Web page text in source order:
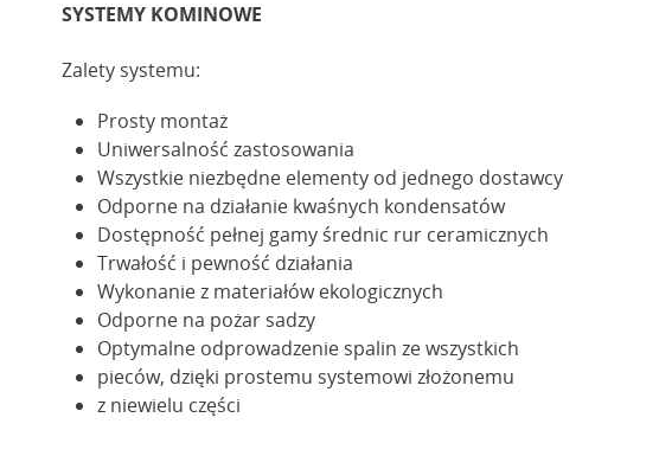
SYSTEMY KOMINOWE
Zalety systemu:
Prosty montaż
Uniwersalność zastosowania
Wszystkie niezbędne elementy od jednego dostawcy
Odporne na działanie kwaśnych kondensatów
Dostępność pełnej gamy średnic rur ceramicznych
Trwałość i pewność działania
Wykonanie z materiałów ekologicznych
Odporne na pożar sadzy
Optymalne odprowadzenie spalin ze wszystkich
pieców, dzięki prostemu systemowi złożonemu
z niewielu części